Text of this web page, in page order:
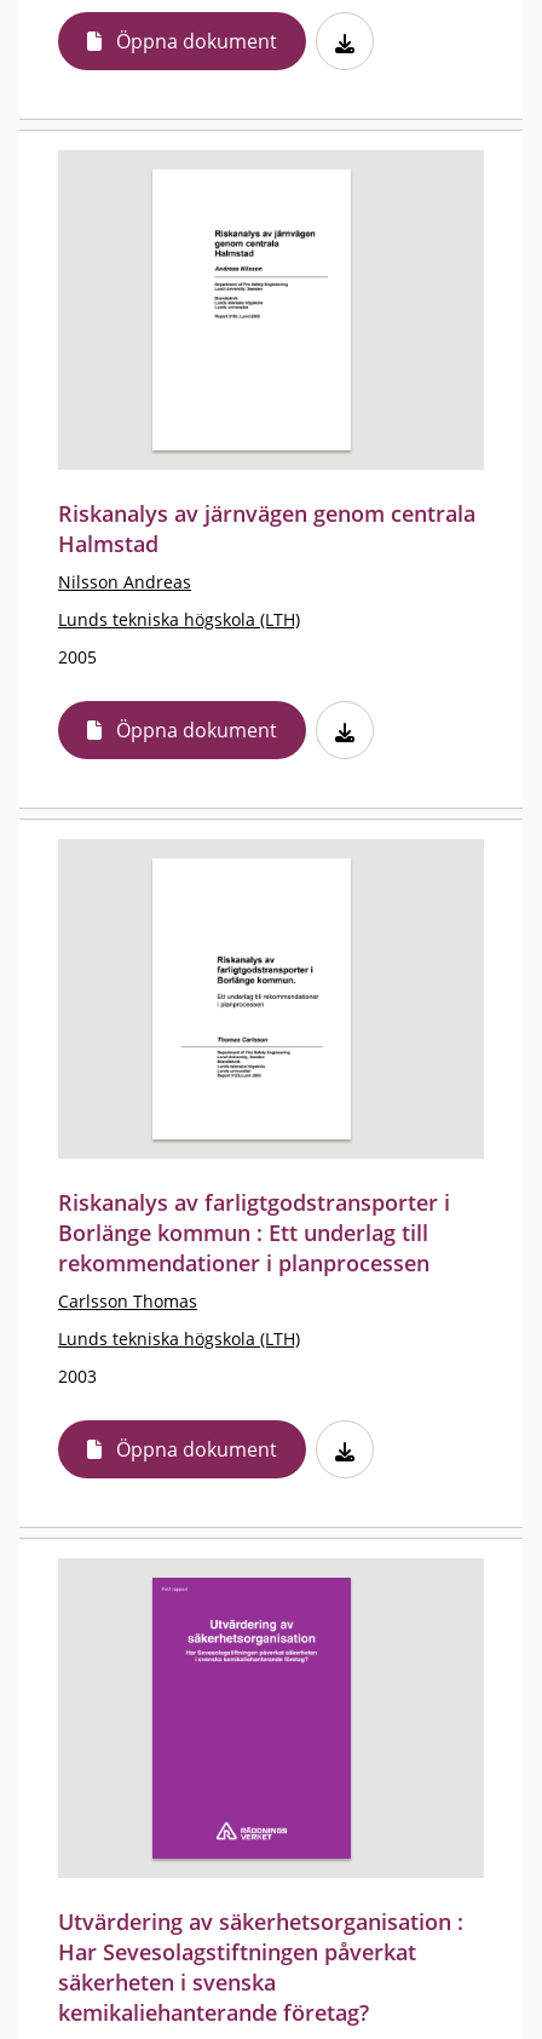
Öppna dokument
Riskanalys av järnvägen genom centrala
Halmstad
Nilsson Andreas
Lunds tekniska högskola (LTH)
2005
Öppna dokument
Riskanalys av farligtgodstransporter i
Borlänge kommun : Ett underlag till
rekommendationer i planprocessen
Carlsson Thomas
Lunds tekniska högskola (LTH)
2003
Öppna dokument
Utvärdering av säkerhetsorganisation :
Har Sevesolagstiftningen påverkat
säkerheten i svenska
kemikaliehanterande företag?